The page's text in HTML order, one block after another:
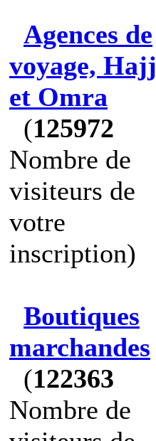
Agences de
voyage, Hajj
et Omra
(125972
Nombre de
visiteurs de
votre
inscription)
Boutiques
marchandes
(122363
Nombre de